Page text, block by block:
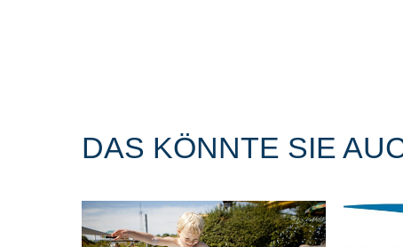
DAS KÖNNTE SIE